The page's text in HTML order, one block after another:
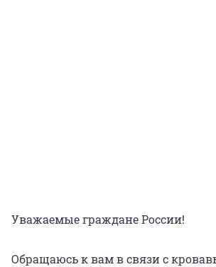
Уважаемые граждане России!
Обращаюсь к вам в связи с